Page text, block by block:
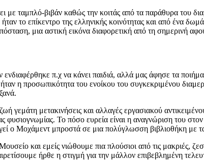
ταμπλό-βιβάν καθώς την κοιτάς από τα παράθυρα του
το επίκεντρο της ελληνικής κοινότητας και από ένα
μια αστική εικόνα διαφορετική από τη σημερινή
ενδιαφέρθηκε π.χ να κάνει παιδιά, αλλά μας άφησε τα
η προσωπικότητα του ενοίκου του συγκεκριμένου
μετακινήσεις και αλλαγές εργασιακού
Το πόσο ευρεία είναι η αναγνώριση του
ο Μοχάμεντ μπροστά σε μια πολύγλωσση βιβλιοθήκη με
και εμείς νιώθουμε πια πλούσιοι από τις μακριές,
ήρθε η στιγμή για την μάλλον επιβεβλημένη